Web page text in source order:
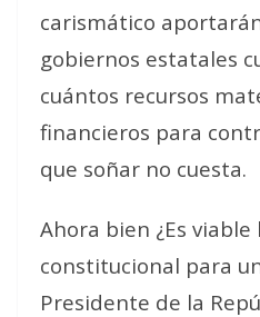
carismático
gobiernos estatales
cuántos recursos
financieros para
que soñar no cuesta.
Ahora bien ¿Es
constitucional para
Presidente de la